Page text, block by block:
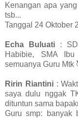
Kenangan apa
tsb...
Tanggal 24 Oktober
Echa Buluati :
Habibie, SMA
semuanya Guru Mtk
Ririn Riantini:
saya dulu nggak
dituntun sama
Guru smp: banyak